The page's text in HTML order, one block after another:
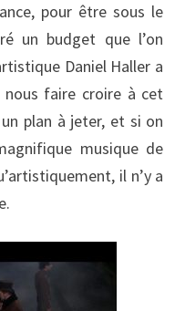
pour être sous le
un budget que l’on
Daniel Haller a
faire croire à cet
plan à jeter, et si on
musique de
il n’y a